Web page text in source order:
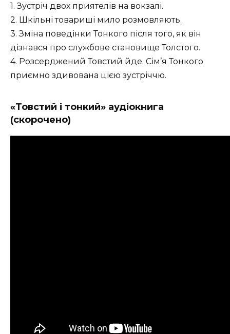
1. Зустріч двох приятелів на вокзалі.
2. Шкільні товариші мило розмовляють.
3. Зміна поведінки Тонкого після того, як він
дізнався про службове становище Толстого.
4. Розсерджений Товстий йде. Сім’я Тонкого
приємно здивована цією зустріччю.
«Товстий і тонкий» аудіокнига
(скорочено)